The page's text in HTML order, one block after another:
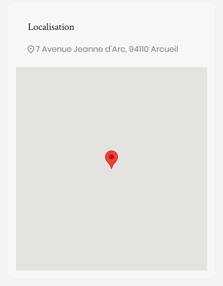
Localisation
7 Avenue Jeanne d'Arc, 94110 Arcueil